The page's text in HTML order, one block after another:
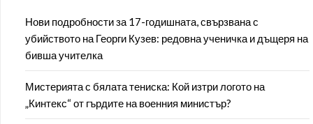
Нови подробности за 17-годишната, свързвана с
убийството на Георги Кузев: редовна ученичка и дъщеря на
бивша учителка
Мистерията с бялата тениска: Кой изтри логото на
„Кинтекс“ от гърдите на военния министър?